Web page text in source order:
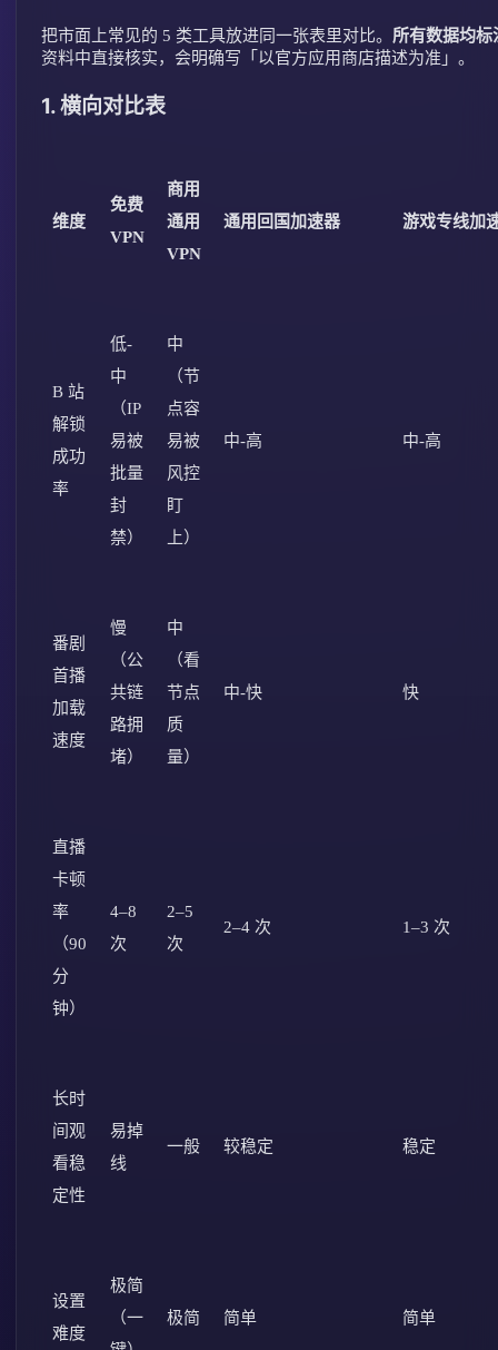
把市面上常见的 5 类工具放进同一张表里对比。 所有数据均标
资料中直接核实，会明确写「以官方应用商店描述为准」。
1. 横向对比表
维度
免费
VPN
商用
通用
VPN
通用回国加速器 游戏专线加
B 站
解锁
成功
率
低-
中
（IP
易被
批量
封
禁）
中
（节
点容
易被
风控
盯
上）
中-高 中-高
番剧
首播
加载
速度
慢
（公
共链
路拥
堵）
中
（看
节点
质
量）
中-快 快
直播
卡顿
率
（90
分
钟）
4–8
次
2–5
次
2–4 次 1–3 次
长时
间观
看稳
定性
易掉
线
一般 较稳定 稳定
设置
难度
极简
（一
极简 简单 简单